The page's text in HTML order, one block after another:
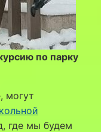
по парку
могут
где мы будем